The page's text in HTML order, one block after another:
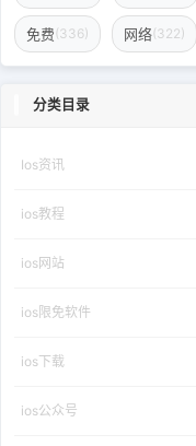
免费(336) 网络(322)
分类目录
Ios资讯
ios教程
ios网站
ios限免软件
ios下载
ios公众号